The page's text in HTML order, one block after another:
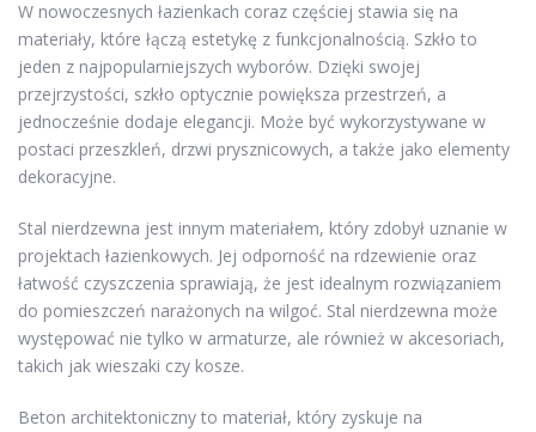
W nowoczesnych łazienkach coraz częściej stawia się na
materiały, które łączą estetykę z funkcjonalnością. Szkło to
jeden z najpopularniejszych wyborów. Dzięki swojej
przejrzystości, szkło optycznie powiększa przestrzeń, a
jednocześnie dodaje elegancji. Może być wykorzystywane w
postaci przeszkleń, drzwi prysznicowych, a także jako elementy
dekoracyjne.
Stal nierdzewna jest innym materiałem, który zdobył uznanie w
projektach łazienkowych. Jej odporność na rdzewienie oraz
łatwość czyszczenia sprawiają, że jest idealnym rozwiązaniem
do pomieszczeń narażonych na wilgoć. Stal nierdzewna może
występować nie tylko w armaturze, ale również w akcesoriach,
takich jak wieszaki czy kosze.
Beton architektoniczny to materiał, który zyskuje na